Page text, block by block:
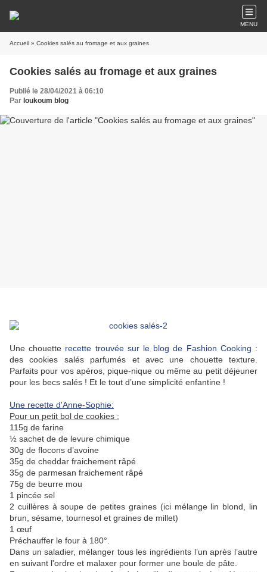
MENU
Accueil » Cookies salés au fromage et aux graines
Cookies salés au fromage et aux graines
Publié le 28/04/2021 à 06:10
Par loukoum blog
Une chouette recette trouvée sur le blog de Fashion Cooking :
des cookies salés parfumés et avec une chouette texture.
Parfaits pour vos apéros, pique-nique ou même au petit déjeuner
pour les becs salés ! Et le tout d’une simplicité enfantine !
Une recette d'Anne-Sophie:
Pour un petit bol de cookies :
115g de farine
½ sachet de de levure chimique
30g de flocons d’avoine
35g de cheddar fraichement râpé
35g de parmesan fraichement râpé
75g de beurre mou
1 pincée sel
2 cuillères à soupe de petites graines (ici mélange lin blond, lin
brun, sésame, tournesol et graines de millet)
1 œuf
Préchauffer le four à 180°.
Dans un saladier, mélanger tous les ingrédients l’un après l’autre
en suivant l'ordre et malaxer pour former une boule de pâte.